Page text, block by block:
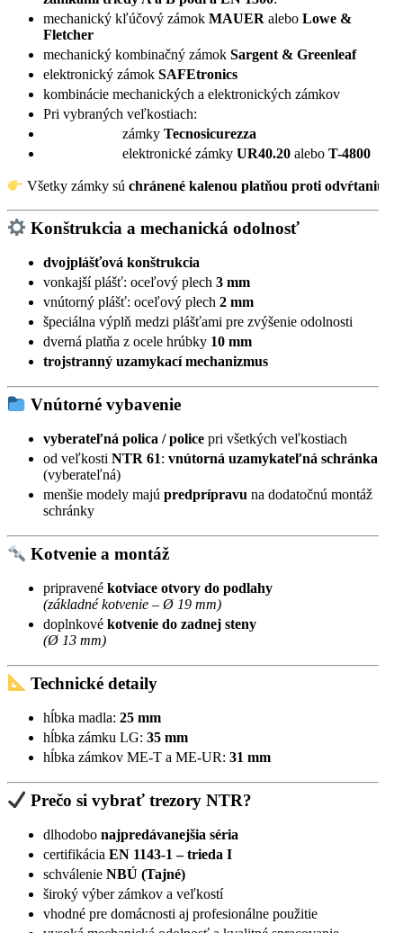
mechanický kľúčový zámok MAUER alebo Lowe &
Fletcher
mechanický kombinačný zámok Sargent & Greenleaf
elektronický zámok SAFEtronics
kombinácie mechanických a elektronických zámkov
Pri vybraných veľkostiach:
zámky Tecnosicurezza
elektronické zámky UR40.20 alebo T-4800
Všetky zámky súchránené kalenou platňou proti odvŕtaniu
Konštrukcia a mechanická odolnosť
dvojplášťová konštrukcia
vonkajší plášť: oceľový plech 3 mm
vnútorný plášť: oceľový plech 2 mm
špeciálna výplň medzi plášťami pre zvýšenie odolnosti
dverná platňa z ocele hrúbky 10 mm
trojstranný uzamykací mechanizmus
Vnútorné vybavenie
vyberateľná polica / police pri všetkých veľkostiach
od veľkosti NTR 61: vnútorná uzamykateľná schránka
(vyberateľná)
menšie modely majú predprípravu na dodatočnú montáž
schránky
Kotvenie a montáž
pripravené kotviace otvory do podlahy
(základné kotvenie – Ø 19 mm)
doplnkové kotvenie do zadnej steny
(Ø 13 mm)
Technické detaily
hĺbka madla: 25 mm
hĺbka zámku LG: 35 mm
hĺbka zámkov ME-T a ME-UR: 31 mm
Prečo si vybrať trezory NTR?
dlhodobo najpredávanejšia séria
certifikácia EN 1143-1 – trieda I
schválenie NBÚ (Tajné)
široký výber zámkov a veľkostí
vhodné pre domácnosti aj profesionálne použitie